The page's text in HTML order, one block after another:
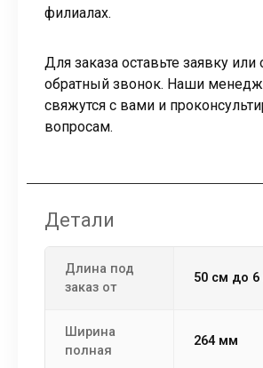
филиалах.
Для заказа оставьте заявку
обратный звонок. Наши
свяжутся с вами и
вопросам.
Детали
Длина под
заказ от
50 см до
Ширина
полная
264 мм